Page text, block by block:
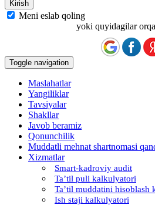
Meni eslab qoling
yoki quyidagilar
Toggle navigation
Maslahatlar
Yangiliklar
Tavsiyalar
Shakllar
Javob beramiz
Qonunchilik
Muddatli mehnat shartnomasi
Xizmatlar
Smart-kadroviy audit
Ta’til puli kalkulyatori
Ta’til muddatini hisoblash
Ish staji kalkulyatori